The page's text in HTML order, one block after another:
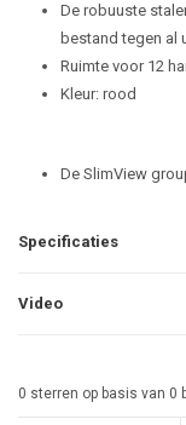
De robuuste
bestand tegen al
Ruimte voor 12
Kleur: rood
De SlimView
Specificaties
Video
0 sterren op basis van 0